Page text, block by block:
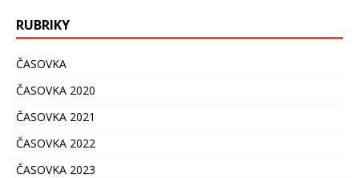
RUBRIKY
ČASOVKA
ČASOVKA 2020
ČASOVKA 2021
ČASOVKA 2022
ČASOVKA 2023